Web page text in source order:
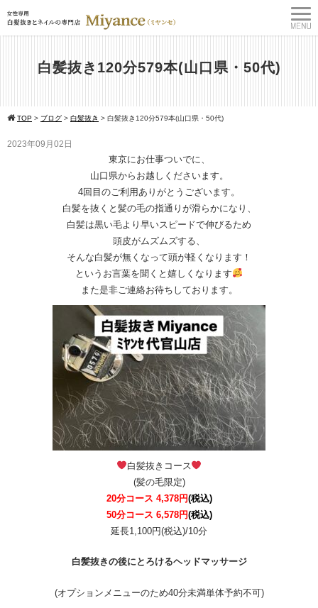
白髪抜き120分579本(山口県・50代)
TOP > ブログ > 白髪抜き > 白髪抜き120分579本(山口県・50代)
2023年09月02日
東京にお仕事ついでに、
山口県からお越しくださいます。
4回目のご利用ありがとうございます。
白髪を抜くと髪の毛の指通りが滑らかになり、
白髪は黒い毛より早いスピードで伸びるため
頭皮がムズムズする、
そんな白髪が無くなって頭が軽くなります！
というお言葉を聞くと嬉しくなります
また是非ご連絡お待ちしております。
白髪抜きコース
(髪の毛限定)
20分コース 4,378円(税込)
50分コース 6,578円(税込)
延長1,100円(税込)/10分
白髪抜きの後にとろけるヘッドマッサージ
(オプションメニューのため40分未満単体予約不可)